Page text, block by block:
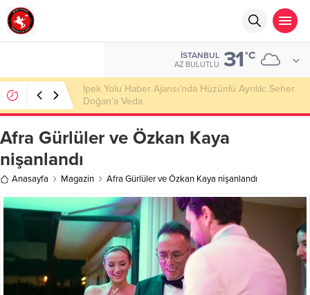
İSTANBUL
AZ BULUTLU 31°C
Başkan Nihat Öztürk, Şanahan’da Hacı Eryaman’a
Misafir Oldu
Afra Gürlüler ve Özkan Kaya
nişanlandı
Anasayfa Magazin Afra Gürlüler ve Özkan Kaya nişanlandı